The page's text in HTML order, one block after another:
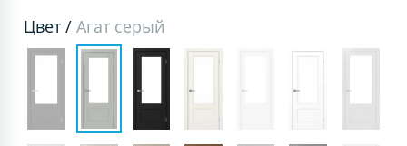
Цвет /Агат серый